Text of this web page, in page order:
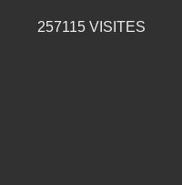
257115VISITES